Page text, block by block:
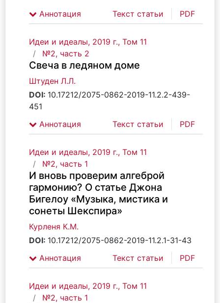
Аннотация
Текст статьи PDF
Идеи и идеалы, 2019 г., Том 11
№2, часть 2
Свеча в ледяном доме
Штуден Л.Л.
DOI: 10.17212/2075-0862-2019-11.2.2-439-
451
Аннотация
Текст статьи PDF
Идеи и идеалы, 2019 г., Том 11
№2, часть 1
И вновь проверим алгеброй
гармонию? О статье Джона
Бигелоу «Музыка, мистика и
сонеты Шекспира»
Курленя К.М.
DOI: 10.17212/2075-0862-2019-11.2.1-31-43
Аннотация
Текст статьи PDF
Идеи и идеалы, 2019 г., Том 11
№2, часть 1